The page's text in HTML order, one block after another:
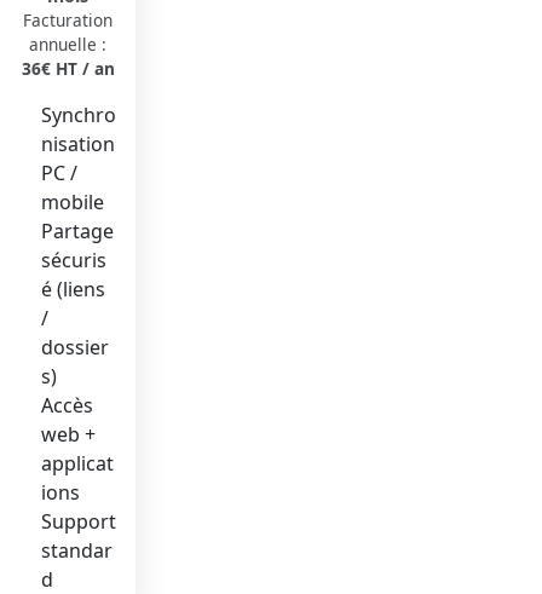
Facturation
annuelle :
36€ HT / an
Synchro
nisation
PC /
mobile
Partage
sécuris
é (liens
/
dossier
s)
Accès
web +
applicat
ions
Support
standar
d